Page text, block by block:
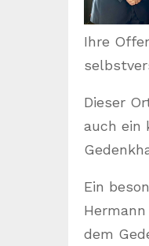
Ihre
Dieser
auch ein
Ein
dem